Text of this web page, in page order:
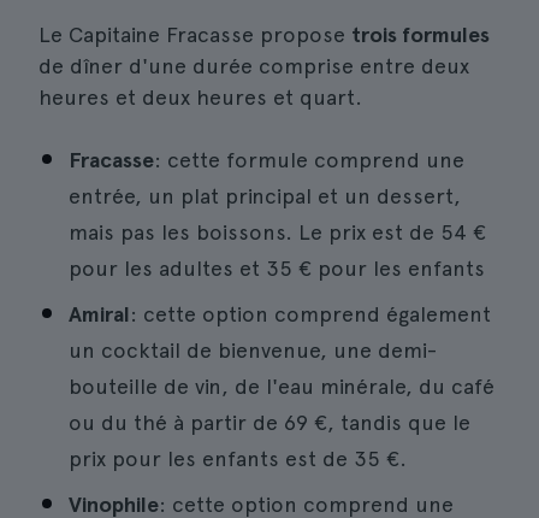
Le Capitaine Fracasse propose trois formules
de dîner d'une durée comprise entre deux
heures et deux heures et quart.
Fracasse: cette formule comprend une
entrée, un plat principal et un dessert,
mais pas les boissons. Le prix est de 54 €
pour les adultes et 35 € pour les enfants
Amiral: cette option comprend également
un cocktail de bienvenue, une demi-
bouteille de vin, de l'eau minérale, du café
ou du thé à partir de 69 €, tandis que le
prix pour les enfants est de 35 €.
Vinophile: cette option comprend une